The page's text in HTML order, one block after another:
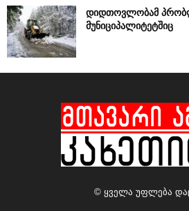
დიდთოვლობამ
მუნიციპალიტეტშიც
© ყველა უფლება